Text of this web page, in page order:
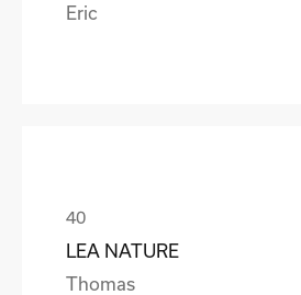
Eric
LEA NATURE
Thomas